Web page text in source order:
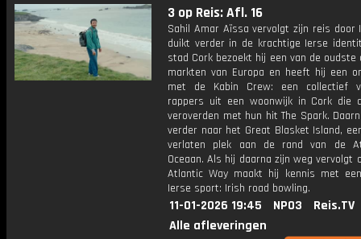
3 op Reis: Afl. 16
Sahil Amar Aïssa vervolgt zijn reis door
duikt verder in de krachtige Ierse
stad Cork bezoekt hij een van de oudste
markten van Europa en heeft hij een
met de Kabin Crew: een collectief
rappers uit een woonwijk in Cork die
veroverden met hun hit The Spark.
verder naar het Great Blasket Island,
verlaten plek aan de rand van de
Oceaan. Als hij daarna zijn weg vervolgt
Atlantic Way maakt hij kennis met
Ierse sport: Irish road bowling.
11-01-2026 19:45 NPO3
Reis.TV
Alle afleveringen